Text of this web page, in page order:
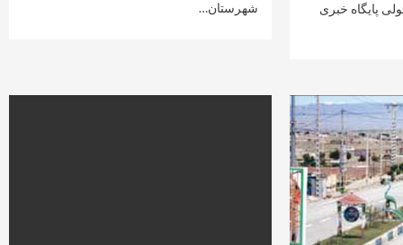
پایگاه خبری
شهرستان…